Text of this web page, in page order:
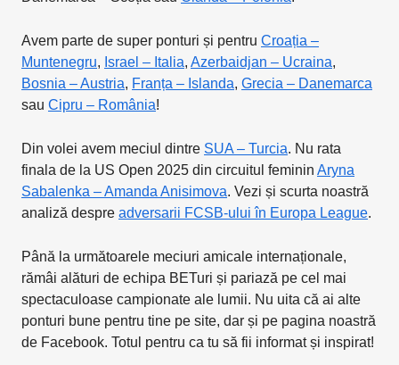
Avem parte de super ponturi și pentru Croația –
Muntenegru, Israel – Italia, Azerbaidjan – Ucraina,
Bosnia – Austria, Franța – Islanda, Grecia – Danemarca
sau Cipru – România!
Din volei avem meciul dintre SUA – Turcia. Nu rata
finala de la US Open 2025 din circuitul feminin Aryna
Sabalenka – Amanda Anisimova. Vezi și scurta noastră
analiză despre adversarii FCSB-ului în Europa League.
Până la următoarele meciuri amicale internaționale,
rămâi alături de echipa BETuri și pariază pe cel mai
spectaculoase campionate ale lumii. Nu uita că ai alte
ponturi bune pentru tine pe site, dar și pe pagina noastră
de Facebook. Totul pentru ca tu să fii informat și inspirat!